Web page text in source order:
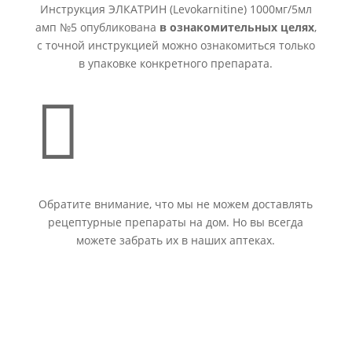
Инструкция ЭЛКАТРИН (Levokarnitine) 1000мг/5мл
амп №5 опубликована в ознакомительных целях,
с точной инструкцией можно ознакомиться только
в упаковке конкретного препарата.

Обратите внимание, что мы не можем доставлять
рецептурные препараты на дом. Но вы всегда
можете забрать их в наших аптеках.